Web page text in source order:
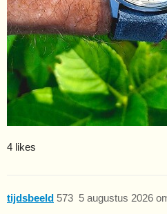
4 likes
tijdsbeeld 5 augustus 2026
573